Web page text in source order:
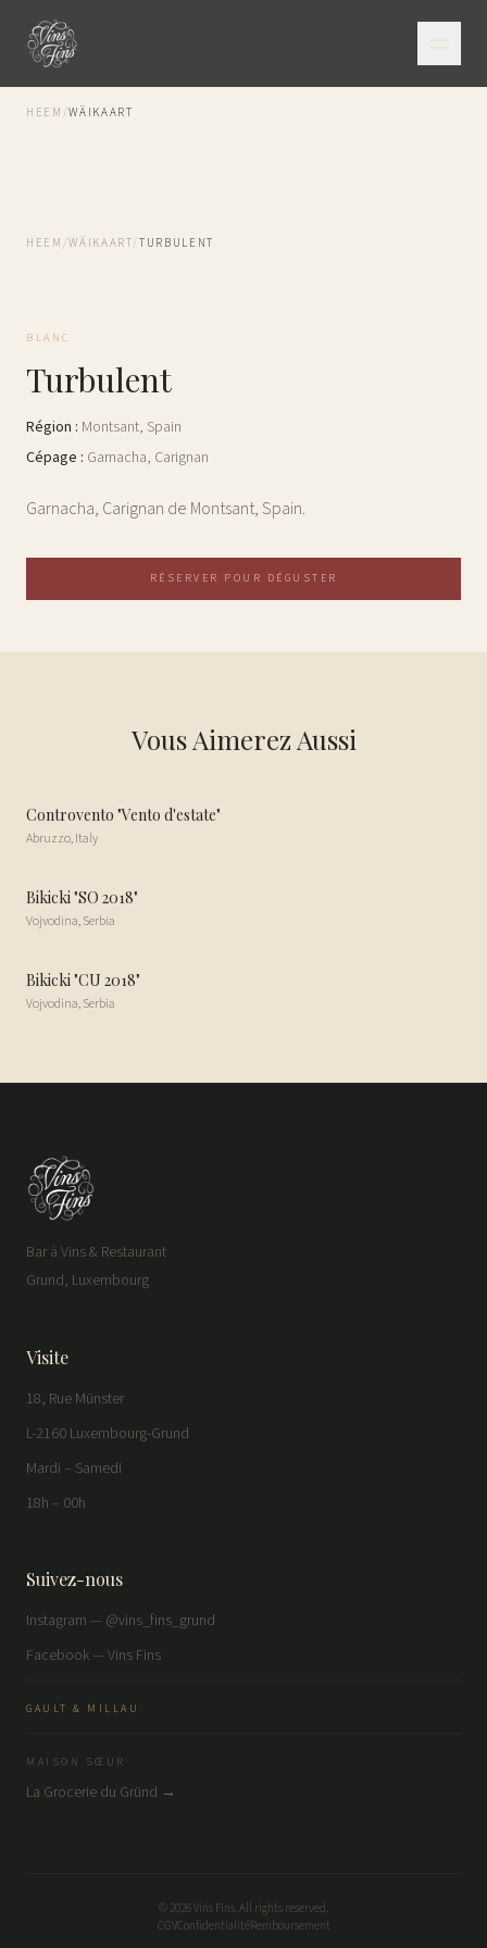
HEEM /WÄIKAART
HEEM /WÄIKAART/TURBULENT
BLANC
Turbulent
Région : Montsant, Spain
Cépage : Garnacha, Carignan
Garnacha, Carignan de Montsant, Spain.
RÉSERVER POUR DÉGUSTER
Vous Aimerez Aussi
Controvento "Vento d'estate"
Abruzzo,Italy
Bikicki "SO 2018"
Vojvodina,Serbia
Bikicki "CU 2018"
Vojvodina,Serbia
Bar à Vins & Restaurant
Grund, Luxembourg
Visite
18, Rue Münster
L-2160 Luxembourg-Grund
Mardi – Samedi
18h – 00h
Suivez-nous
Instagram — @vins_fins_grund
Facebook — Vins Fins
GAULT & MILLAU
MAISON SŒUR
La Grocerie du Gründ →
© 2026Vins Fins. All rights reserved.
CGVConfidentialitéRemboursement